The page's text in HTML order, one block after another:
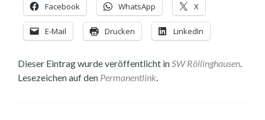
Facebook WhatsApp X
E-Mail Drucken LinkedIn
Dieser Eintrag wurde veröffentlicht inSW Röllinghausen.
Lesezeichen auf den Permanentlink.